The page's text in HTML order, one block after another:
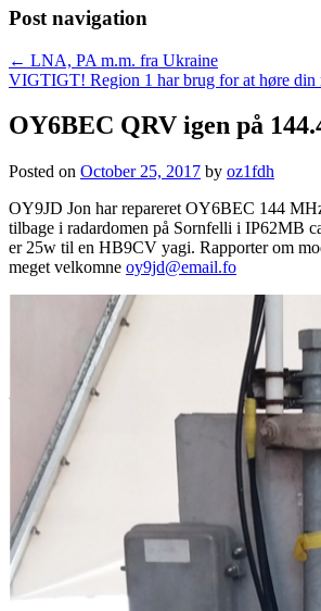
Post navigation
← LNA, PA m.m. fra Ukraine
VIGTIGT! Region 1 har brug for at høre din
OY6BEC QRV igen på
Posted on October 25, 2017 by oz1fdh
OY9JD Jon har repareret OY6BEC 144
tilbage i radardomen på Sornfelli i IP62MB
er 25w til en HB9CV yagi. Rapporter om
meget velkomne oy9jd@email.fo